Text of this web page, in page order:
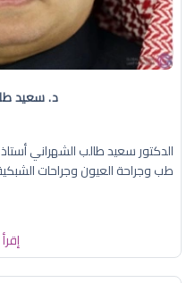
د. سعيد
الدكتور سعيد طالب الشهراني
طب وجراحة العيون وجراحات